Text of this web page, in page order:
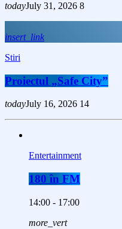
todayJuly 31, 2026 8
insert_link
Stiri
Proiectul „Safe City”
todayJuly 16, 2026 14
Entertainment
180 în FM
14:00 - 17:00
more_vert